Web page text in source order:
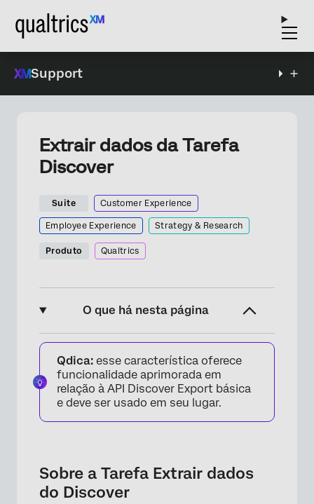
Support
Extrair dados da Tarefa
Discover
Suite Customer Experience
Employee Experience Strategy & Research
Produto Qualtrics
O que há nesta página
Sobre a Tarefa Extrair dados do Discover
Discover requisitos
Configuração de uma Tarefa de extração de
Strings Filtro
Qdica: esse característica oferece
funcionalidade aprimorada em
relação à API Discover Export básica
e deve ser usado em seu lugar.
Sobre a Tarefa Extrair dados
do Discover